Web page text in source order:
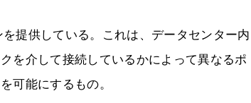
提供している。これは、データセンター内
を介して接続しているかによって異なるポ
可能にするもの。